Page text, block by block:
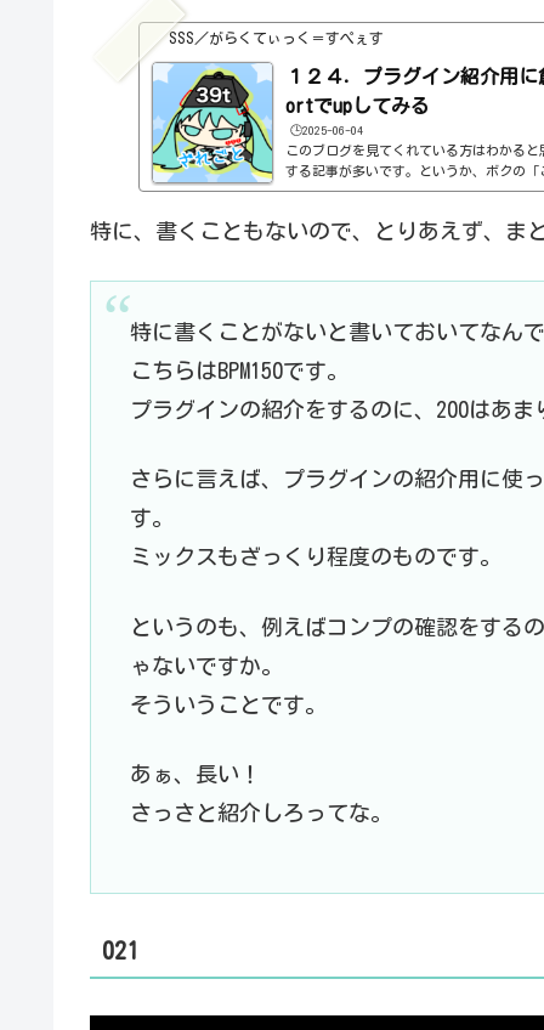
SSS／がらくてぃっく＝すぺぇす
１２４．プラグイン紹介用
ortでupしてみる
🕒️2025-06-04
このブログを見てくれている方はわかる
する記事が多いです。というか、ボクの
すと」の紹介よりも、よっぽど多いわけ
けの曲だけなんですけど。それらの曲は
特に、書くこともないので、とりあえず、ま
特に書くことがないと書いておいてなん
こちらはBPM150です。
プラグインの紹介をするのに、200はあ
さらに言えば、プラグインの紹介用に使
す。
ミックスもざっくり程度のものです。
というのも、例えばコンプの確認をする
ゃないですか。
そういうことです。
あぁ、長い！
さっさと紹介しろってな。
021